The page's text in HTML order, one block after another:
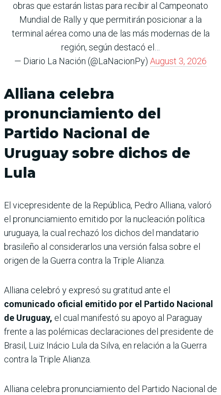
obras que estarán listas para recibir al Campeonato
Mundial de Rally y que permitirán posicionar a la
terminal aérea como una de las más modernas de la
región, según destacó el…
— Diario La Nación (@LaNacionPy) August 3, 2026
Alliana celebra
pronunciamiento del
Partido Nacional de
Uruguay sobre dichos de
Lula
El vicepresidente de la República, Pedro Alliana, valoró
el pronunciamiento emitido por la nucleación política
uruguaya, la cual rechazó los dichos del mandatario
brasileño al considerarlos una versión falsa sobre el
origen de la Guerra contra la Triple Alianza.
Alliana celebró y expresó su gratitud ante el
comunicado oficial emitido por el Partido Nacional
de Uruguay, el cual manifestó su apoyo al Paraguay
frente a las polémicas declaraciones del presidente de
Brasil, Luiz Inácio Lula da Silva, en relación a la Guerra
contra la Triple Alianza.
Alliana celebra pronunciamiento del Partido Nacional de